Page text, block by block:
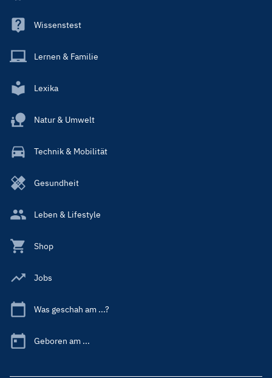
Wissenstest
Lernen & Familie
Lexika
Natur & Umwelt
Technik & Mobilität
Gesundheit
Leben & Lifestyle
Shop
Jobs
Was geschah am ...?
Geboren am ...